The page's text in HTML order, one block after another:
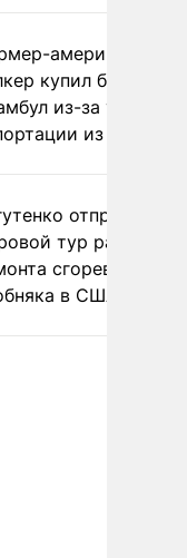
американец
купил билет в
из-за угрозы
из России
отправился в
тур ради
сгоревшего
в США